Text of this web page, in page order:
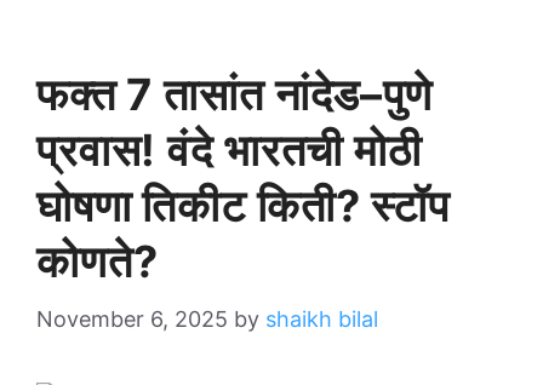
फक्त 7 तासांत नांदेड–पुणे
प्रवास! वंदे भारतची मोठी
घोषणा तिकीट किती? स्टॉप
कोणते?
November 6, 2025 by shaikh bilal